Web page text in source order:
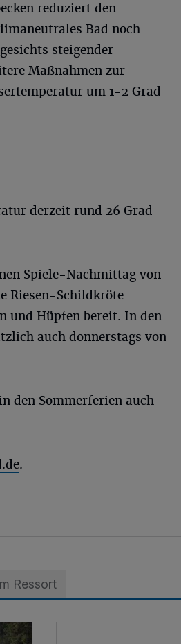
reduziert den
Bad noch
steigender
Maßnahmen zur
um 1-2 Grad
derzeit rund 26 Grad
Spiele-Nachmittag von
Riesen-Schildkröte
und Hüpfen bereit. In den
auch donnerstags von
den Sommerferien auch
.
Ressort